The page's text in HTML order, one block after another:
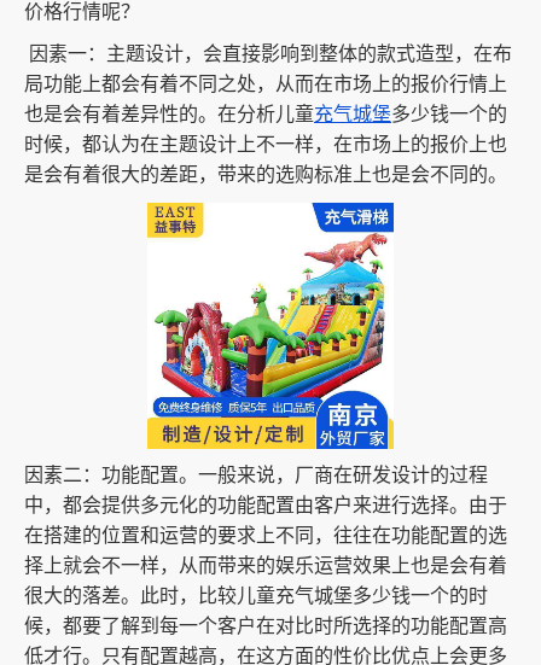
价格行情呢？
因素一：主题设计，会直接影响到整体的款式造型，在布
局功能上都会有着不同之处，从而在市场上的报价行情上
也是会有着差异性的。在分析儿童充气城堡多少钱一个的
时候，都认为在主题设计上不一样，在市场上的报价上也
是会有着很大的差距，带来的选购标准上也是会不同的。
因素二：功能配置。一般来说，厂商在研发设计的过程
中，都会提供多元化的功能配置由客户来进行选择。由于
在搭建的位置和运营的要求上不同，往往在功能配置的选
择上就会不一样，从而带来的娱乐运营效果上也是会有着
很大的落差。此时，比较儿童充气城堡多少钱一个的时
候，都要了解到每一个客户在对比时所选择的功能配置高
低才行。只有配置越高，在这方面的性价比优点上会更多